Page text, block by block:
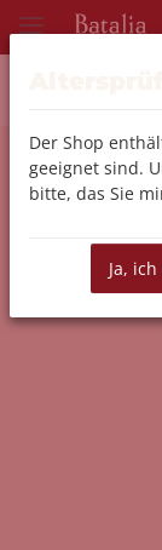
Zurück zur
Der Shop
geeignet sind.
bitte, das Sie
Ja,